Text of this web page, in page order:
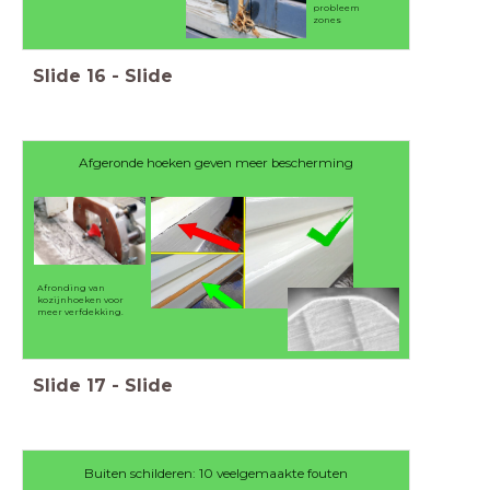
probleem
zones
Slide 16 - Slide
Afgeronde hoeken geven meer bescherming
Afronding van
kozijnhoeken voor
meer verfdekking.
Slide 17 - Slide
Buiten schilderen: 10 veelgemaakte fouten